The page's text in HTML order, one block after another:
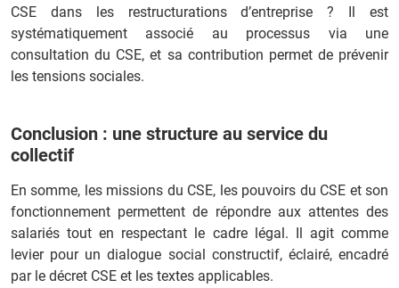
CSE dans les restructurations d’entreprise ? Il est
systématiquement associé au processus via une
consultation du CSE, et sa contribution permet de prévenir
les tensions sociales.
Conclusion : une structure au service du
collectif
En somme, les missions du CSE, les pouvoirs du CSE et son
fonctionnement permettent de répondre aux attentes des
salariés tout en respectant le cadre légal. Il agit comme
levier pour un dialogue social constructif, éclairé, encadré
par le décret CSE et les textes applicables.